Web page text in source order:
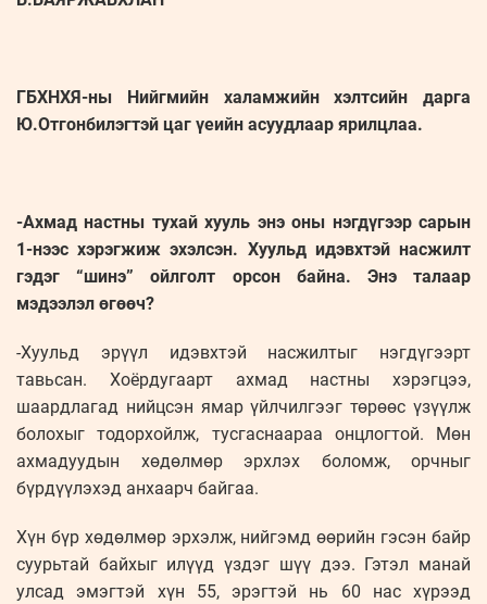
ГБХНХЯ-ны Нийгмийн халамжийн хэлтсийн дарга
Ю.Отгонбилэгтэй цаг үеийн асуудлаар ярилцлаа.
-Ахмад настны тухай хууль энэ оны нэгдүгээр сарын
1-нээс хэрэгжиж эхэлсэн. Хуульд идэвхтэй насжилт
гэдэг “шинэ” ойлголт орсон байна. Энэ талаар
мэдээлэл өгөөч?
-Хуульд эрүүл идэвхтэй насжилтыг нэгдүгээрт
тавьсан. Хоёрдугаарт ахмад настны хэрэгцээ,
шаардлагад нийцсэн ямар үйлчилгээг төрөөс үзүүлж
болохыг тодорхойлж, тусгаснаараа онцлогтой. Мөн
ахмадуудын хөдөлмөр эрхлэх боломж, орчныг
бүрдүүлэхэд анхаарч байгаа.
Хүн бүр хөдөлмөр эрхэлж, нийгэмд өөрийн гэсэн байр
суурьтай байхыг илүүд үздэг шүү дээ. Гэтэл манай
улсад эмэгтэй хүн 55, эрэгтэй нь 60 нас хүрээд